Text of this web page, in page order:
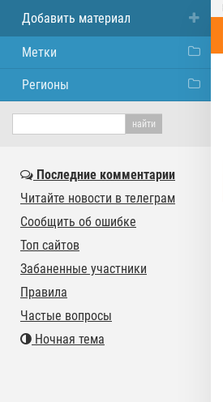
Добавить материал
Метки
Регионы
Последние комментарии
Читайте новости в телеграм
Сообщить об ошибке
Топ сайтов
Забаненные участники
Правила
Частые вопросы
Ночная тема